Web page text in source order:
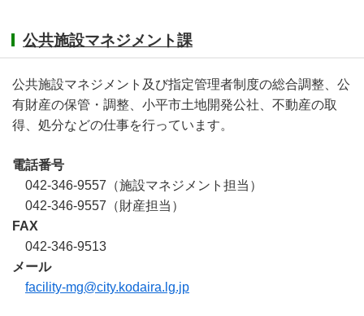
公共施設マネジメント課
公共施設マネジメント及び指定管理者制度の総合調整、公
有財産の保管・調整、小平市土地開発公社、不動産の取
得、処分などの仕事を行っています。
電話番号
042-346-9557（施設マネジメント担当）
042-346-9557（財産担当）
FAX
042-346-9513
メール
facility-mg@city.kodaira.lg.jp